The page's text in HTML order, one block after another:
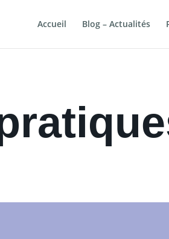
Accueil Blog – Actualités